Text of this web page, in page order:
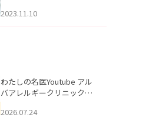
2023.11.10
わたしの名医Youtube アル
バアレルギークリニック札
える男性へ｜医師が教える
2026.07.24